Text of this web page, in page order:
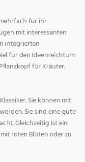
für ihr
mit interessanten
integrierten
für den Ideenreichtum
für Kräuter.
Sie können mit
Sie sind eine gute
Gleichzeitig ist ein
roten Blüten oder zu